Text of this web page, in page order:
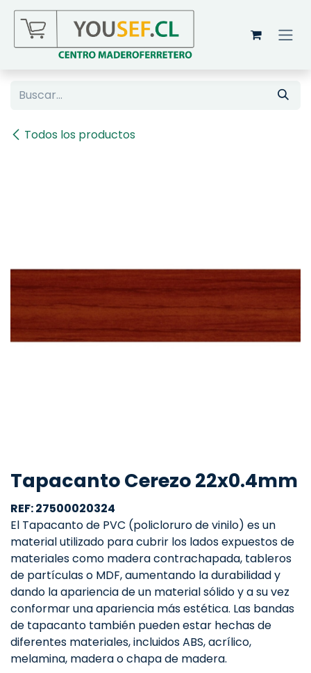
Ir al contenido
Todos los productos
Tapacanto Cerezo 22x0.4mm
REF: 27500020324
El Tapacanto de PVC (policloruro de vinilo) es un
material utilizado para cubrir los lados expuestos de
materiales como madera contrachapada, tableros
de partículas o MDF, aumentando la durabilidad y
dando la apariencia de un material sólido y a su vez
conformar una apariencia más estética. Las bandas
de tapacanto también pueden estar hechas de
diferentes materiales, incluidos ABS, acrílico,
melamina, madera o chapa de madera.